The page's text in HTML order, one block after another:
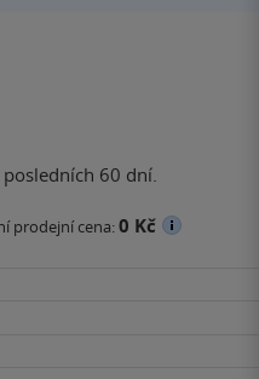
60 dní.
prodejní cena:0 Kč